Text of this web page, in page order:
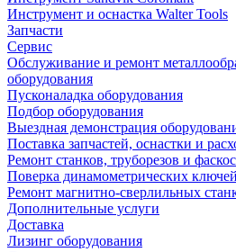
Инструмент и оснастка Walter Tools
Запчасти
Сервис
Обслуживание и ремонт
оборудования
Пусконаладка оборудования
Подбор оборудования
Выездная демонстрация
Поставка запчастей, оснастки и
Ремонт станков, труборезов и
Поверка динамометрических ключей
Ремонт магнитно-сверлильных
Дополнительные услуги
Доставка
Лизинг оборудования